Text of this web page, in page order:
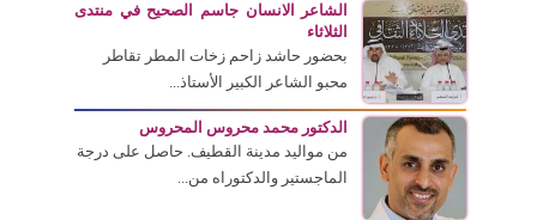
الشاعر الانسان جاسم الصحيح في منتدى
الثلاثاء
بحضور حاشد زاحم زخات المطر تقاطر
محبو الشاعر الكبير الأستاذ...
الدكتور محمد محروس المحروس
من مواليد مدينة القطيف. حاصل على درجة
الماجستير والدكتوراه من...